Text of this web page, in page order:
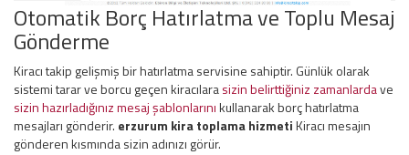
Otomatik Borç Hatırlatma ve Toplu Mesaj
Gönderme
Kiracı takip gelişmiş bir hatırlatma servisine sahiptir. Günlük olarak
sistemi tarar ve borcu geçen kiracılarasizin belirttiğiniz zamanlardave
sizin hazırladığınız mesaj şablonlarınıkullanarak borç hatırlatma
mesajları gönderir. erzurum kira toplama hizmetiKiracı mesajın
gönderen kısmında sizin adınızı görür.